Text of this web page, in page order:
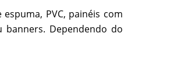
PVC, painéis com
banners. Dependendo do